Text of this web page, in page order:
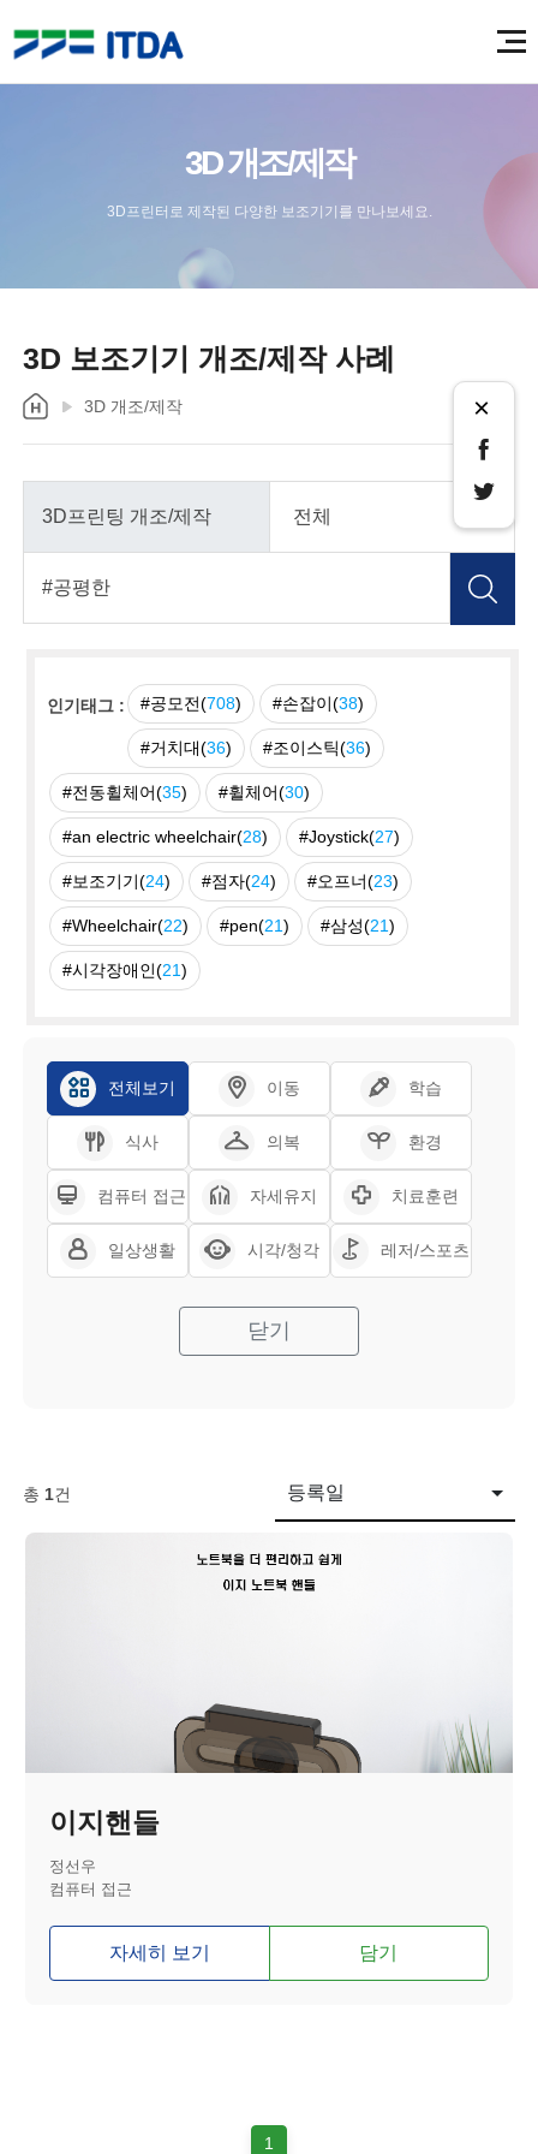
3D 개조/제작
3D프린터로 제작된 다양한 보조기기를 만나보세요.
3D 보조기기 개조/제작 사례
3D 개조/제작 ×
인기태그 : #공모전(708) #손잡이(38)
#거치대(36) #조이스틱(36)
#전동휠체어(35) #휠체어(30)
#an electric wheelchair(28) #Joystick(27)
#보조기기(24) #점자(24) #오프너(23)
#Wheelchair(22) #pen(21) #삼성(21)
#시각장애인(21)
전체보기 이동 학습
식사 의복 환경
컴퓨터 접근 자세유지 치료훈련
일상생활 시각/청각 레저/스포츠
닫기
총 1건 등록일
이지핸들
정선우
컴퓨터 접근
자세히 보기 담기
1